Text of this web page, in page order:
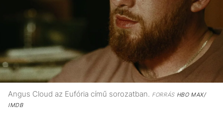
Angus Cloud az Eufória című sorozatban. FORRÁSHBO MAX/
IMDB